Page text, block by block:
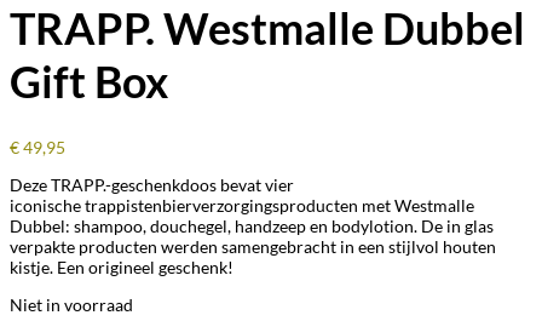
TRAPP. Westmalle Dubbel
Gift Box
€49,95
Deze TRAPP.-geschenkdoos bevat vier
iconische trappistenbierverzorgingsproducten met Westmalle
Dubbel: shampoo, douchegel, handzeep en bodylotion. De in glas
verpakte producten werden samengebracht in een stijlvol houten
kistje. Een origineel geschenk!
Niet in voorraad